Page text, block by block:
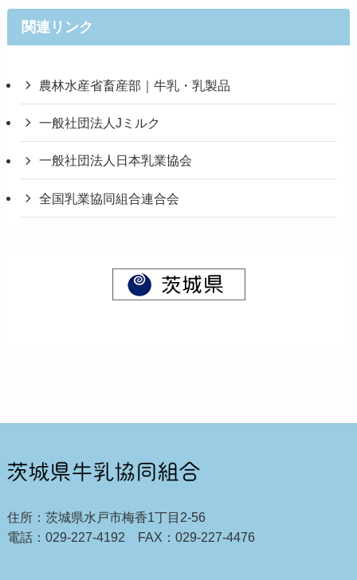
関連リンク
農林水産省畜産部｜牛乳・乳製品
一般社団法人Jミルク
一般社団法人日本乳業協会
全国乳業協同組合連合会
住所：茨城県水戸市梅香1丁目2-56
電話：029-227-4192 FAX：029-227-4476